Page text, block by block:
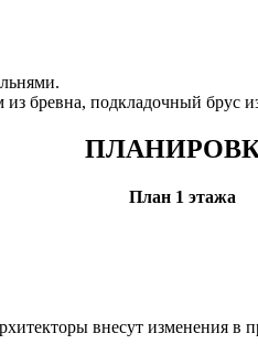
из бревна, подкладочный брус
План 1 этажа
внесут изменения в